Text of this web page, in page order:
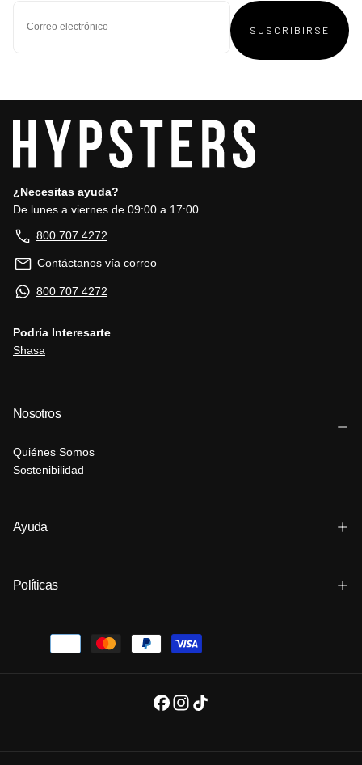
SUSCRIBIRSE
¿Necesitas ayuda?
De lunes a viernes de 09:00 a 17:00
800 707 4272
Contáctanos vía correo
800 707 4272
Podría Interesarte
Shasa
Nosotros
Quiénes Somos
Sostenibilidad
Ayuda
Políticas
pago